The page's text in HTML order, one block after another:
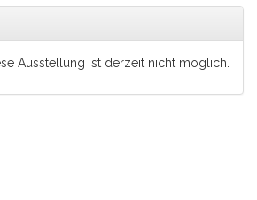
Ausstellung ist derzeit nicht möglich.